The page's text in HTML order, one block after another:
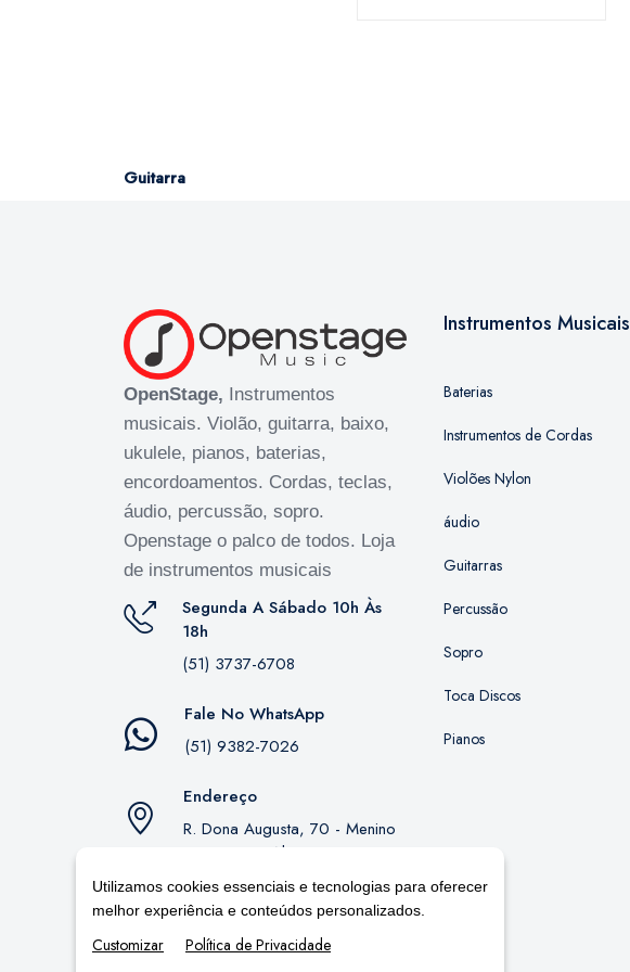
Guitarra
OpenStage, Instrumentos
musicais. Violão, guitarra, baixo,
ukulele, pianos, baterias,
encordoamentos. Cordas, teclas,
áudio, percussão, sopro.
Openstage o palco de todos. Loja
de instrumentos musicais
Segunda A Sábado 10h Às
18h
(51) 3737-6708
Fale No WhatsApp
(51) 9382-7026
Endereço
R. Dona Augusta, 70 - Menino
Deus, Porto Alegre - RS,
90850-130
Instrumentos Musicais
Baterias
Instrumentos de Cordas
Violões Nylon
áudio
Guitarras
Percussão
Sopro
Toca Discos
Pianos
Utilizamos cookies essenciais e tecnologias para oferecer
melhor experiência e conteúdos personalizados.
Customizar Política de Privacidade